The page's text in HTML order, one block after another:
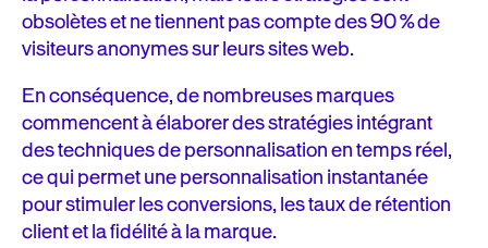
obsolètes et ne tiennent pas compte des 90 % de
visiteurs anonymes sur leurs sites web.
En conséquence, de nombreuses marques
commencent à élaborer des stratégies intégrant
des techniques de personnalisation en temps réel,
ce qui permet une personnalisation instantanée
pour stimuler les conversions, les taux de rétention
client et la fidélité à la marque.